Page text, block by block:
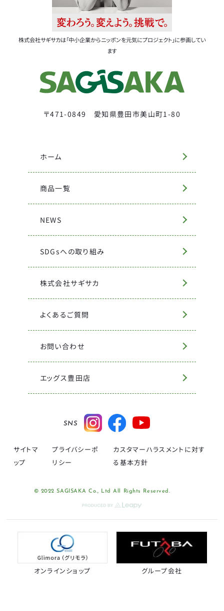
株式会社サギサカは「中小企業からニッポンを元気にプロジェクト」に参画してい
ます
〒471-0849 愛知県豊田市美山町1-80
ホーム
商品一覧
NEWS
SDGsへの取り組み
株式会社サギサカ
よくあるご質問
お問い合わせ
エッグス豊田店
SNS
サイトマ
ップ
プライバシーポ
リシー
カスタマーハラスメントに対す
る基本方針
© 2022 SAGISAKA Co., Ltd All Rights Reserved.
オンラインショップ グループ会社